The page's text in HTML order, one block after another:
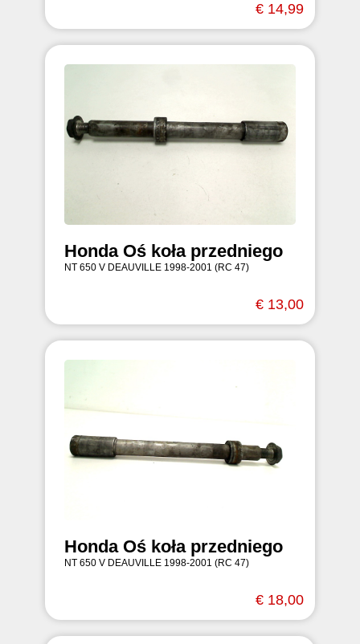
€ 14,99
Honda Oś koła przedniego
NT 650 V DEAUVILLE 1998-2001 (RC 47)
€ 13,00
Honda Oś koła przedniego
NT 650 V DEAUVILLE 1998-2001 (RC 47)
€ 18,00